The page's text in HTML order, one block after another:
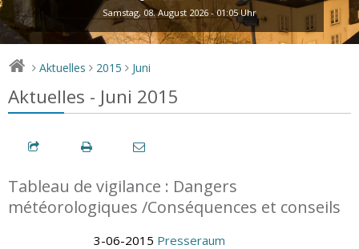
Samstag, 08. August 2026 - 01:05 Uhr
> Aktuelles > 2015 > Juni
Aktuelles - Juni 2015
Tableau de vigilance : Dangers
météorologiques /Conséquences et conseils
3-06-2015 Presseraum